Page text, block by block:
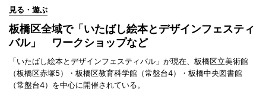
見る・遊ぶ
板橋区全域で「いたばし絵本とデザインフェスティ
バル」 ワークショップなど
「いたばし絵本とデザインフェスティバル」が現在、板橋区立美術館
（板橋区赤塚5）・板橋区教育科学館（常盤台4）・板橋中央図書館
（常盤台4）を中心に開催されている。